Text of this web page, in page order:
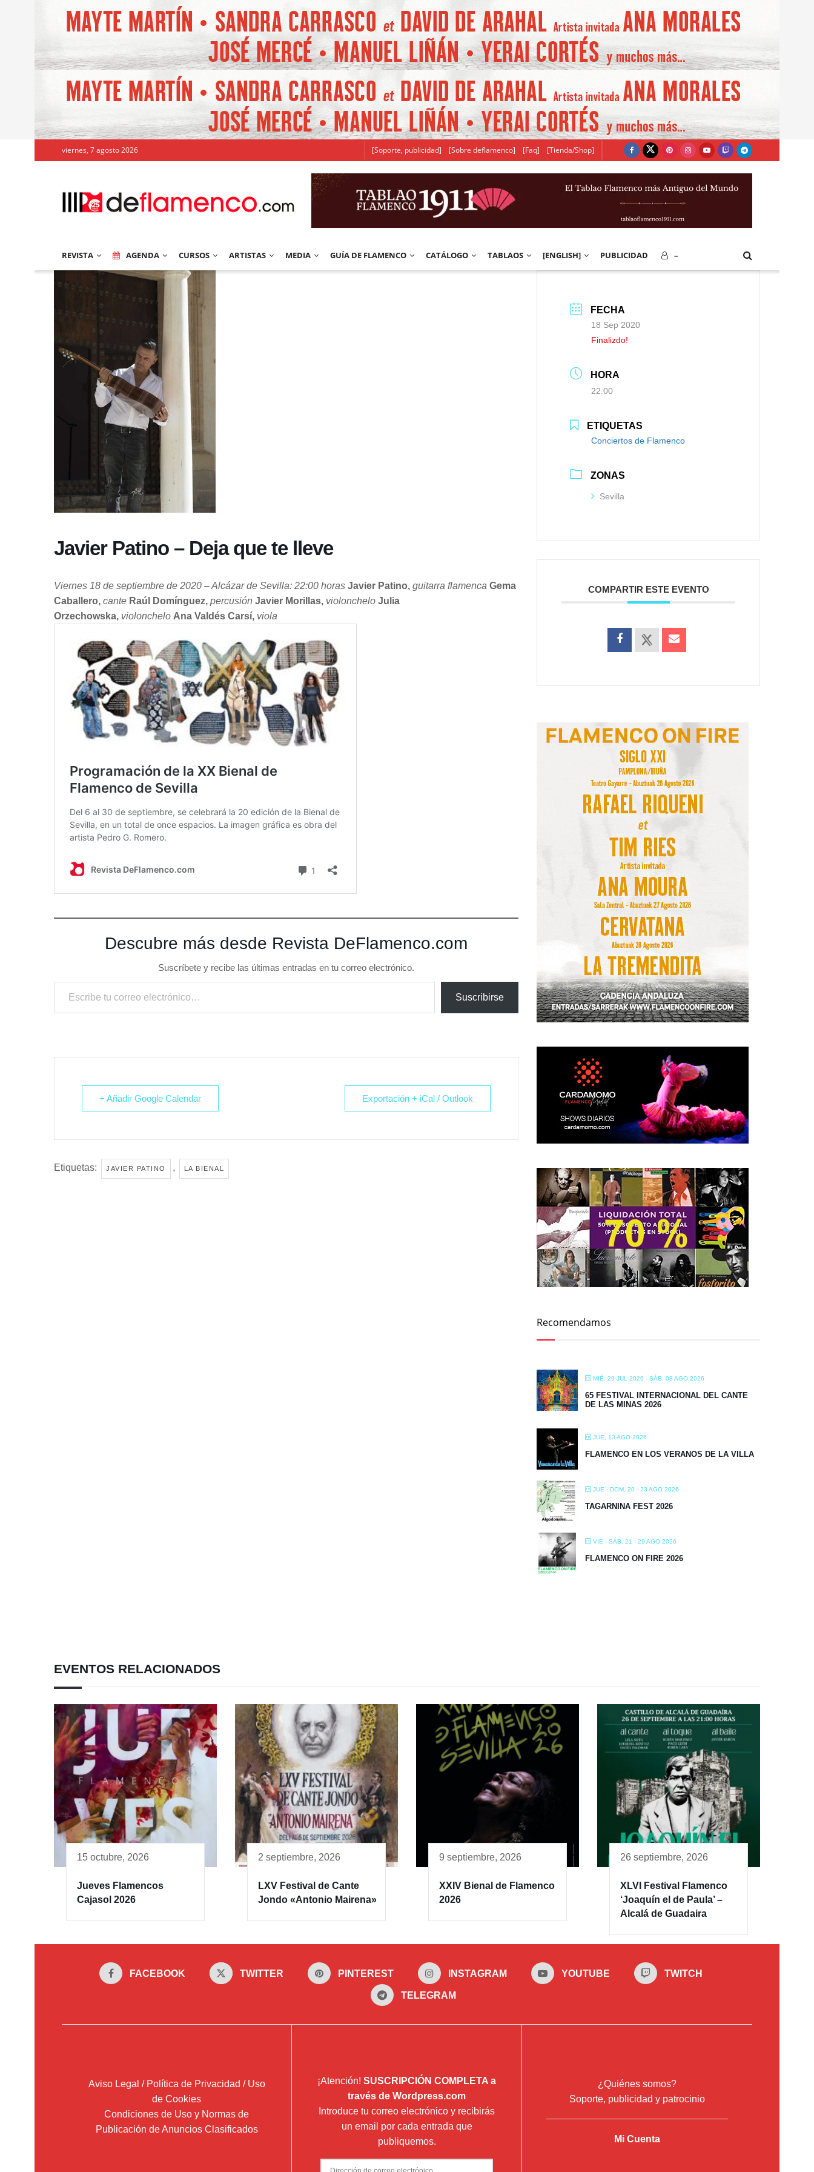
viernes, 7 agosto 2026 [Soporte, publicidad] [Sobre deflamenco] [Faq] [Tienda/Shop]
REVISTA AGENDA CURSOS ARTISTAS MEDIA GUÍA DE FLAMENCO CATÁLOGO TABLAOS [ENGLISH] PUBLICIDAD –
Javier Patino – Deja que te lleve
Viernes 18 de septiembre de 2020 – Alcázar de Sevilla: 22:00 horas Javier Patino, guitarra flamenca Gema
Caballero, cante Raúl Domínguez, percusión Javier Morillas, violonchelo Julia
Orzechowska, violonchelo Ana Valdés Carsí, viola
Descubre más desde Revista DeFlamenco.com
Suscríbete y recibe las últimas entradas en tu correo electrónico.
Escribe tu correo electrónico…
Suscribirse
+ Añadir Google Calendar Exportación + iCal / Outlook
Etiquetas: JAVIER PATINO , LA BIENAL
FECHA
18 Sep 2020
Finalizdo!
HORA
22:00
ETIQUETAS
Conciertos de Flamenco
ZONAS
Sevilla
COMPARTIR ESTE EVENTO
Recomendamos
MIÉ, 29 JUL 2026 - SÁB, 08 AGO 2026
65 FESTIVAL INTERNACIONAL DEL CANTE
DE LAS MINAS 2026
JUE, 13 AGO 2026
FLAMENCO EN LOS VERANOS DE LA VILLA
JUE - DOM, 20 - 23 AGO 2026
TAGARNINA FEST 2026
VIE - SÁB, 21 - 29 AGO 2026
FLAMENCO ON FIRE 2026
EVENTOS RELACIONADOS
15 octubre, 2026
Jueves Flamencos
Cajasol 2026
2 septiembre, 2026
LXV Festival de Cante
Jondo «Antonio Mairena»
9 septiembre, 2026
XXIV Bienal de Flamenco
2026
26 septiembre, 2026
XLVI Festival Flamenco
‘Joaquín el de Paula’ –
Alcalá de Guadaira
FACEBOOK TWITTER PINTEREST INSTAGRAM YOUTUBE TWITCH
TELEGRAM
Aviso Legal / Política de Privacidad / Uso
de Cookies
Condiciones de Uso y Normas de
Publicación de Anuncios Clasificados
¡Atención! SUSCRIPCIÓN COMPLETA a
través de Wordpress.com
Introduce tu correo electrónico y recibirás
un email por cada entrada que
publiquemos.
Dirección
¿Quiénes somos?
Soporte, publicidad y patrocinio
Mi Cuenta